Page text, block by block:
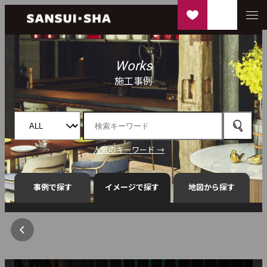
Works
施工事例
人気のキーワード →
事例で探す イメージで探す 地図から探す